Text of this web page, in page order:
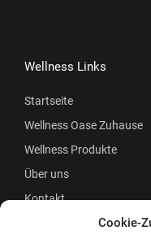
Cookie-
Wellness Links
Startseite
Wellness Oase Zuhause
Wellness Produkte
Über uns
Kontakt